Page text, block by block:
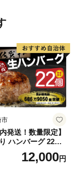
市
発送！数量限定】
ハンバーグ 22個
個)【佐賀牛
ブランド牛 九州 ハ
12,000円